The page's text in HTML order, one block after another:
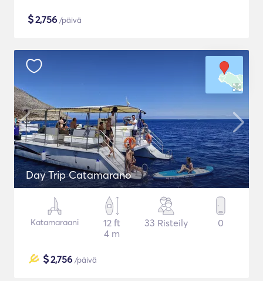
$2,756 /päivä
Day Trip Catamarano
Katamaraani
12 ft
4 m
33 Risteily 0
$2,756 /päivä